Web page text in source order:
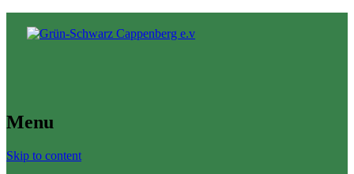
Menu
Skip to content